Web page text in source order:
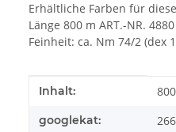
Erhältliche Farben für
Länge 800 m ART.-NR.
Feinheit: ca. Nm 74/2 (dex
Produkteigenschaft
Wert
Inhalt:
googlekat: